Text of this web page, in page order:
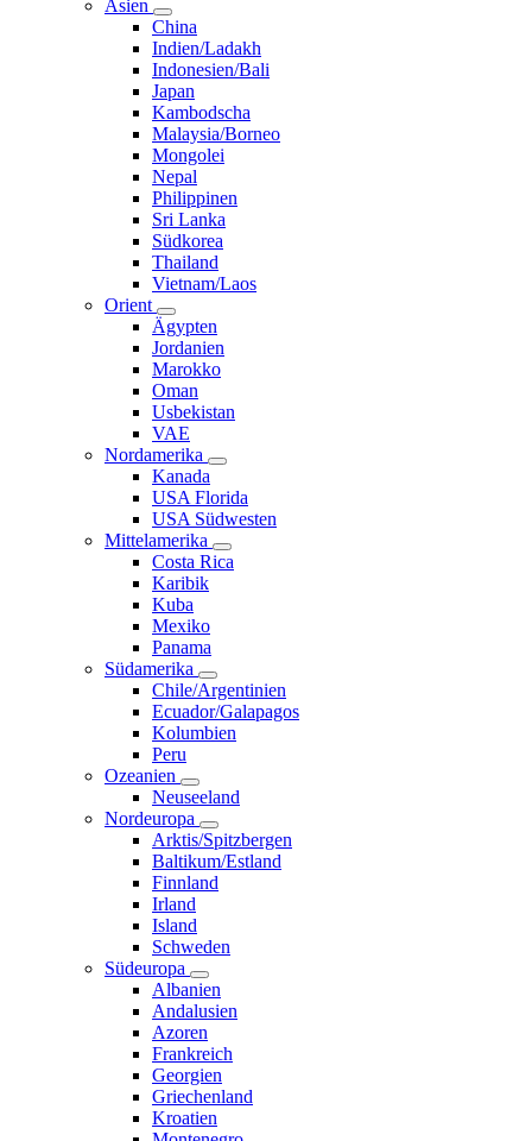
Asien
China
Indien/Ladakh
Indonesien/Bali
Japan
Kambodscha
Malaysia/Borneo
Mongolei
Nepal
Philippinen
Sri Lanka
Südkorea
Thailand
Vietnam/Laos
Orient
Ägypten
Jordanien
Marokko
Oman
Usbekistan
VAE
Nordamerika
Kanada
USA Florida
USA Südwesten
Mittelamerika
Costa Rica
Karibik
Kuba
Mexiko
Panama
Südamerika
Chile/Argentinien
Ecuador/Galapagos
Kolumbien
Peru
Ozeanien
Neuseeland
Nordeuropa
Arktis/Spitzbergen
Baltikum/Estland
Finnland
Irland
Island
Schweden
Südeuropa
Albanien
Andalusien
Azoren
Frankreich
Georgien
Griechenland
Kroatien